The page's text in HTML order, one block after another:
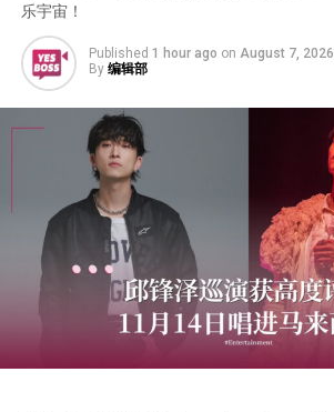
乐宇宙！
Published 1 hour ago on August 7, 2026
By 编辑部